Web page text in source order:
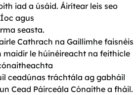
iad a úsáid. Áirítear leis seo
agus
seasta.
Cathrach na Gaillimhe faisnéis
maidir le húinéireacht na feithicle
ceadúnas tráchtála ag gabháil
Cead Páirceála Cónaithe a fháil.